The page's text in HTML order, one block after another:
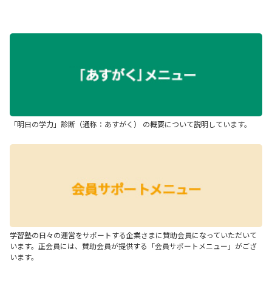
「明日の学力」診断（通称：あすがく） の概要について説明しています。
学習塾の日々の運営をサポートする企業さまに賛助会員になっていただいて
います。正会員には、賛助会員が提供する「会員サポートメニュー」がござ
います。